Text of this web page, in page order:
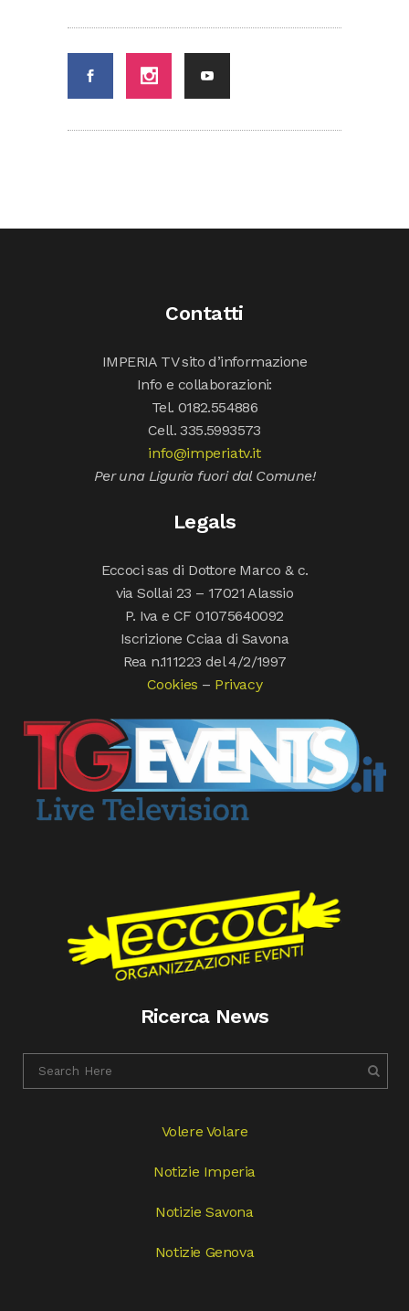
Contatti
IMPERIA TV sito d’informazione
Info e collaborazioni:
Tel. 0182.554886
Cell. 335.5993573
info@imperiatv.it
Per una Liguria fuori dal Comune!
Legals
Eccoci sas di Dottore Marco & c.
via Sollai 23 – 17021 Alassio
P. Iva e CF 01075640092
Iscrizione Cciaa di Savona
Rea n.111223 del 4/2/1997
Cookies – Privacy
Ricerca News
Volere Volare
Notizie Imperia
Notizie Savona
Notizie Genova